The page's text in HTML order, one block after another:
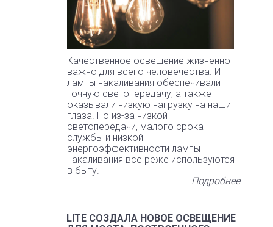
Качественное освещение жизненно
важно для всего человечества. И
лампы накаливания обеспечивали
точную светопередачу, а также
оказывали низкую нагрузку на наши
глаза. Но из-за низкой
светопередачи, малого срока
службы и низкой
энергоэффективности лампы
накаливания все реже используются
в быту.
Подробнее
LITE СОЗДАЛА НОВОЕ ОСВЕЩЕНИЕ